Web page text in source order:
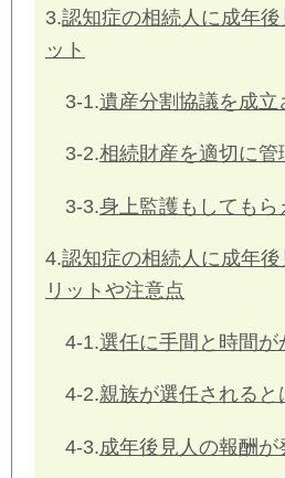
3.認知症の相続人に成年
ット
3-1.遺産分割協議を成立
3-2.相続財産を適切に管
3-3.身上監護もしてもら
4.認知症の相続人に成年
リットや注意点
4-1.選任に手間と時間が
4-2.親族が選任されると
4-3.成年後見人の報酬が